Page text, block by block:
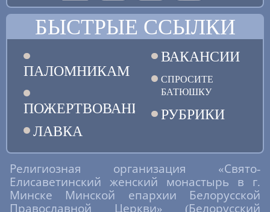
БЫСТРЫЕ ССЫЛКИ
ПАЛОМНИКАМ
ПОЖЕРТВОВАНИЯ
ЛАВКА
ВАКАНСИИ
СПРОСИТЕ
БАТЮШКУ
РУБРИКИ
Религиозная организация «Свято-
Елисаветинский женский монастырь в г.
Минске Минской епархии Белорусской
Православной Церкви» (Белорусский